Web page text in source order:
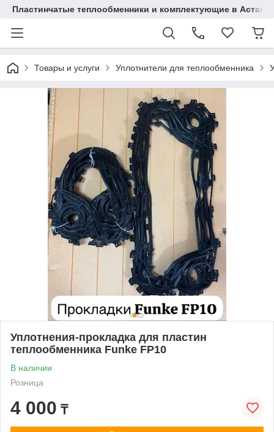
Пластинчатые теплообменники и комплектующие в Астане
Товары и услуги Уплотнители для теплообменника
Уплотнения-прокладка для пластин
теплообменника Funke FP10
В наличии
Розница
4 000 ₸